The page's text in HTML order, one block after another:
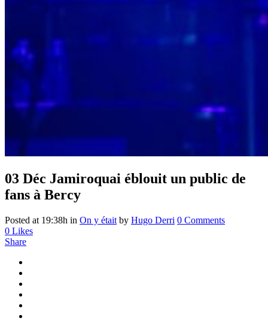
03 Déc Jamiroquai éblouit un public de
fans à Bercy
Posted at 19:38h in On y était by Hugo Derri 0 Comments
0 Likes
Share